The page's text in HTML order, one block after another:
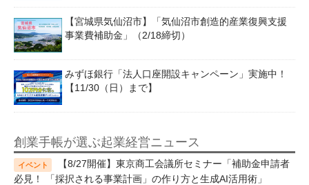
【宮城県気仙沼市】「気仙沼市創造的産業復興支援
事業費補助金」（2/18締切）
みずほ銀行「法人口座開設キャンペーン」実施中！
【11/30（日）まで】
創業手帳が選ぶ起業経営ニュース
【8/27開催】東京商工会議所セミナー「補助金申請者
必見！ 「採択される事業計画」の作り方と生成AI活用術」